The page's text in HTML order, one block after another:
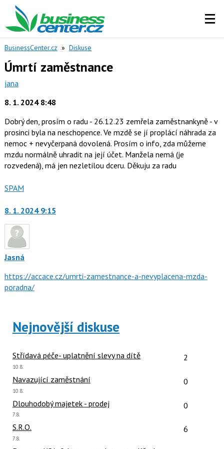
BusinessCenter.cz » Diskuse
Úmrtí zaměstnance
jana
8. 1. 2024 8:48
Dobrý den, prosím o radu - 26.12.23 zemřela zaměstnankyně - v
prosinci byla na neschopence. Ve mzdě se jí proplácí náhrada za
nemoc + nevyčerpaná dovolená. Prosím o info, zda můžeme
mzdu normálně uhradit na její účet. Manžela nemá (je
rozvedená), má jen nezletilou dceru. Děkuju za radu
Nahlásit
jako
SPAM
8. 1. 2024 9:15
Jasná
https://accace.cz/umrti-zamestnance-a-nevyplacena-mzda-
poradna/
Nejnovější diskuse
Střídavá péče- uplatnění slevy na dítě Počet
2
Poslední
10.8.
Navazující zaměstnání Počet
0
Poslední
10.8.
Dlouhodobý majetek - prodej Počet
0
Poslední
7.8.
S.R.O. Počet
6
Poslední
7.8.